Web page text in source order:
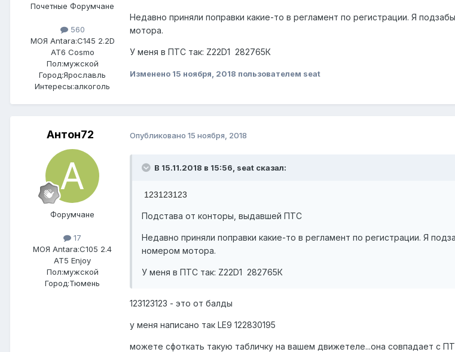
Почетные Форумчане
560
МОЯ Antara:C145 2.2D
AT6 Cosmo
Пол:мужской
Город:Ярославль
Интересы:алкоголь
Недавно приняли поправки какие-то в регламент по регистрации. Я
мотора.
У меня в ПТС так: Z22D1 282765К
Изменено 15 ноября, 2018 пользователем seat
Антон72
Форумчане
17
МОЯ Antara:C105 2.4
AT5 Enjoy
Пол:мужской
Город:Тюмень
Опубликовано 15 ноября, 2018
В 15.11.2018 в 15:56, seat сказал:
123123123
Подстава от конторы, выдавшей ПТС
Недавно приняли поправки какие-то в регламент по регистрации. Я
номером мотора.
У меня в ПТС так: Z22D1 282765К
123123123 - это от балды
у меня написано так LE9 122830195
можете сфоткать такую табличку на вашем движетеле...она совпадает с